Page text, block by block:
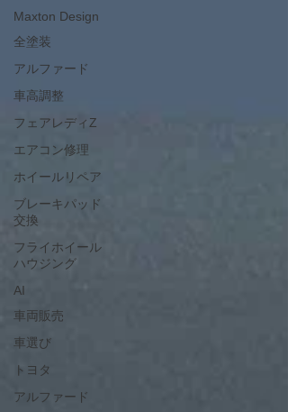
Maxton Design
全塗装
アルファード
車高調整
フェアレディZ
エアコン修理
ホイールリペア
ブレーキパッド
交換
フライホイール
ハウジング
AI
車両販売
車選び
トヨタ
アルファード